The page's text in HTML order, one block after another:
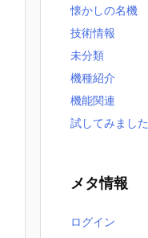
懐かしの名機
技術情報
未分類
機種紹介
機能関連
試してみました
メタ情報
ログイン